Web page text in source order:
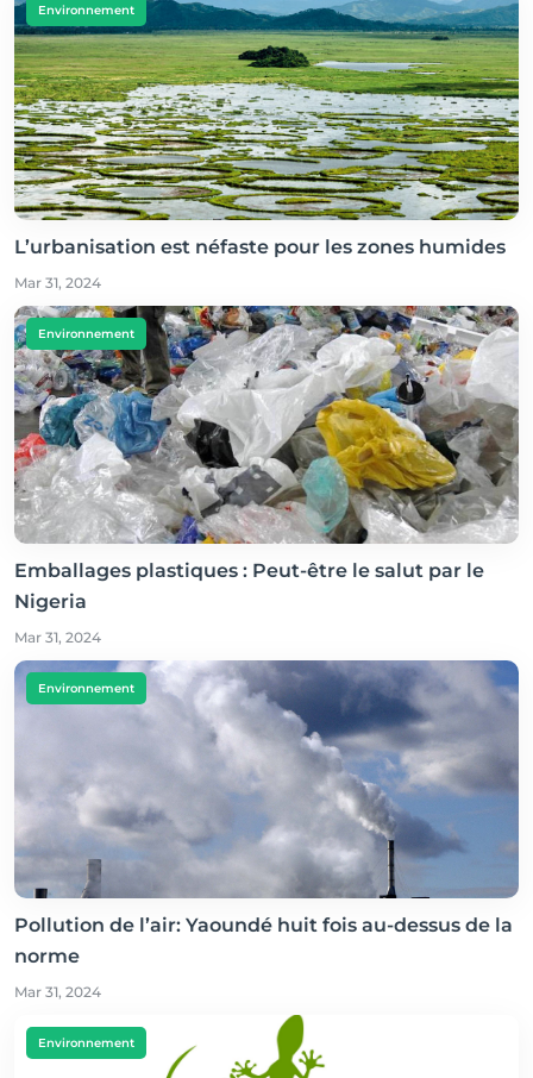
Environnement
L’urbanisation est néfaste pour les zones humides
Mar 31, 2024
Environnement
Emballages plastiques : Peut-être le salut par le
Nigeria
Mar 31, 2024
Environnement
Pollution de l’air: Yaoundé huit fois au-dessus de la
norme
Mar 31, 2024
Environnement